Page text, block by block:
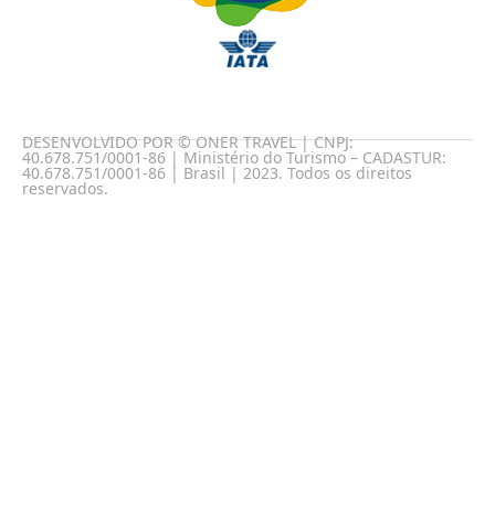
DESENVOLVIDO POR © ONER TRAVEL | CNPJ:
40.678.751/0001-86 | Ministério do Turismo – CADASTUR:
40.678.751/0001-86 | Brasil | 2023. Todos os direitos
reservados.